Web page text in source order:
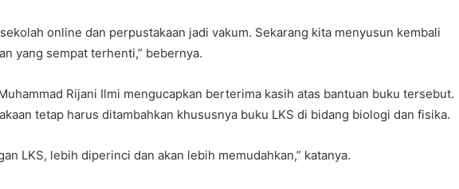
online dan perpustakaan jadi vakum. Sekarang kita menyusun kembali
yang sempat terhenti,” bebernya.
Rijani Ilmi mengucapkan berterima kasih atas bantuan buku tersebut.
tetap harus ditambahkan khususnya buku LKS di bidang biologi dan fisika.
LKS, lebih diperinci dan akan lebih memudahkan,” katanya.